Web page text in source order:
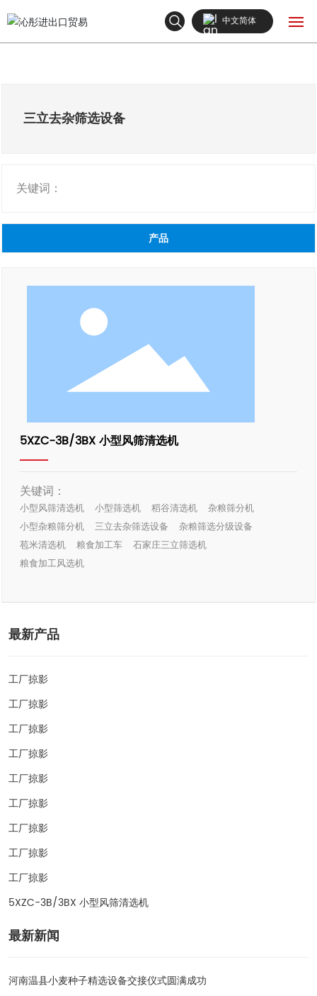
新闻中心
中文简体
三立去杂筛选设备
关键词：
产品
5XZC-3B/3BX 小型风筛清选机
关键词：
小型风筛清选机 小型筛选机 稻谷清选机
杂粮筛分机
小型杂粮筛分机
三立去杂筛选设备
杂粮筛选分级设备
苞米清选机
粮食加工车
石家庄三立筛选机
粮食加工风选机
最新产品
工厂掠影
工厂掠影
工厂掠影
工厂掠影
工厂掠影
工厂掠影
工厂掠影
工厂掠影
工厂掠影
5XZC-3B/3BX 小型风筛清选机
最新新闻
河南温县小麦种子精选设备交接仪式圆满成功